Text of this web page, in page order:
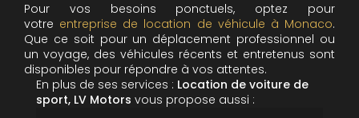
Pour vos besoins ponctuels, optez pour
votre entreprise de location de véhicule à Monaco.
Que ce soit pour un déplacement professionnel ou
un voyage, des véhicules récents et entretenus sont
disponibles pour répondre à vos attentes.
En plus de ses services : Location de voiture de
sport, LV Motors vous propose aussi :